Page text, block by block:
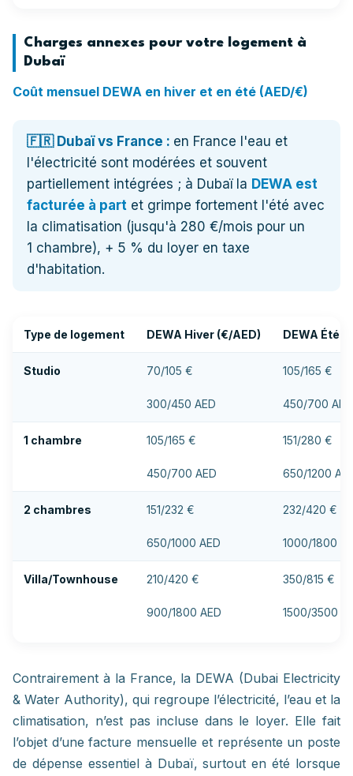
Charges annexes pour votre logement à
Dubaï
Coût mensuel DEWA en hiver et en été (AED/€)
🇫🇷 Dubaï vs France : en France l'eau et
l'électricité sont modérées et souvent
partiellement intégrées ; à Dubaï la DEWA est
facturée à part et grimpe fortement l'été avec
la climatisation (jusqu'à 280 €/mois pour un
1 chambre), + 5 % du loyer en taxe
d'habitation.
Type de logement DEWA Hiver (€/AED) DEWA Été
Studio 70/105 €
300/450 AED
105/165 €
450/700 AED
1 chambre 105/165 €
450/700 AED
151/280 €
650/1200
2 chambres 151/232 €
650/1000 AED
232/420 €
1000/1800
Villa/Townhouse 210/420 €
900/1800 AED
350/815 €
1500/3500
Contrairement à la France, la DEWA (Dubai Electricity
& Water Authority), qui regroupe l’électricité, l’eau et la
climatisation, n’est pas incluse dans le loyer. Elle fait
l’objet d’une facture mensuelle et représente un poste
de dépense essentiel à Dubaï, surtout en été lorsque